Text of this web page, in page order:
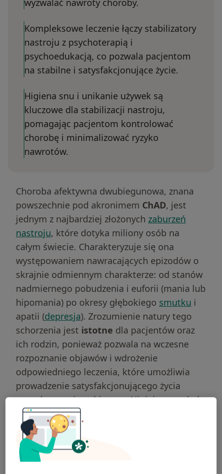
wyzwalać nawroty choroby.
Kompleksowe leczenie łączy stabilizatory
nastroju z psychoterapią i
psychoedukacją, co pozwala pacjentom
na stabilne i satysfakcjonujące życie.
Higiena snu i unikanie używek są
kluczowe dla stabilizacji nastroju,
pomagając pacjentom kontrolować
chorobę i minimalizować ryzyko
nawrotów.
Choroba afektywna dwubiegunowa, znana
powszechnie pod akronimem ChAD, jest
jednym z najbardziej złożonych zaburzeń
nastroju, które dotyka miliony osób na
całym świecie. Charakteryzuje się ona
występowaniem nawracających epizodów o
skrajnie odmiennym charakterze: od stanów
nadmiernego pobudzenia i euforii (mania lub
hipomania) po okresy głębokiego smutku i
apatii (depresja). Zrozumienie natury tego
schorzenia jest istotne dla pacjentów oraz
ich rodzin, ponieważ pozwala na wczesne
rozpoznanie objawów i wdrożenie
odpowiedniego leczenia, które umożliwia
prowadzenie satysfakcjonującego życia
zawodowego i osobistego. Niniejszy artykuł
przedstawia kompleksowe spojzenie na
etiologię, diagnostykę oraz nowoczesne
metody terapeutyczne stosowane w walce z
tym zaburzeniem.